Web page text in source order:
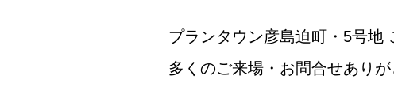
プランタウン彦島迫町・5号地
多くのご来場・お問合せありが